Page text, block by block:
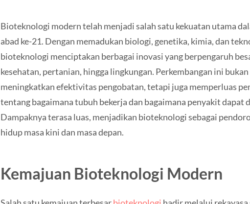
Bioteknologi modern telah menjadi salah satu kekuatan utama
abad ke-21. Dengan memadukan biologi, genetika, kimia, dan
bioteknologi menciptakan berbagai inovasi yang berpengaruh
kesehatan, pertanian, hingga lingkungan. Perkembangan ini
meningkatkan efektivitas pengobatan, tetapi juga memperluas
tentang bagaimana tubuh bekerja dan bagaimana penyakit dapat
Dampaknya terasa luas, menjadikan bioteknologi sebagai
hidup masa kini dan masa depan.
Kemajuan Bioteknologi Modern